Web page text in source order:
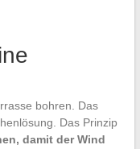
bohren. Das
Das Prinzip
damit der Wind